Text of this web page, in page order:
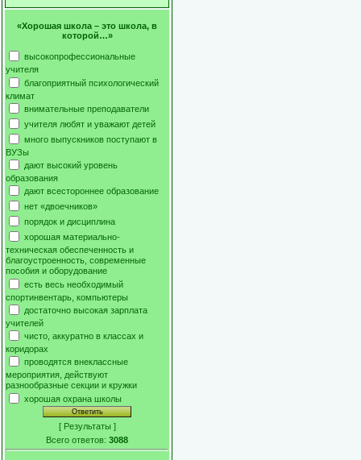
«Хорошая школа – это школа, в
которой…»
высокопрофессиональные
учителя
благоприятный психологический
климат
внимательные преподаватели
учителя любят и уважают детей
много выпускников поступают в
ВУЗы
дают высокий уровень
образования
дают всестороннее образование
нет «двоечников»
порядок и дисциплина
хорошая материально-
техническая обеспеченность и
благоустроенность, современные
пособия и оборудование
есть весь необходимый
спортинвентарь, компьютеры
достаточно высокая зарплата
учителей
чисто, аккуратно в классах и
коридорах
проводятся внеклассные
мероприятия, действуют
разнообразные секции и кружки
хорошая охрана школы
[ Результаты ]
Всего ответов: 3088